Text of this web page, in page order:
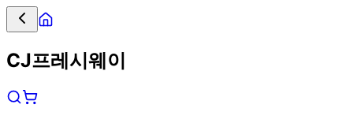
CJ프레시웨이